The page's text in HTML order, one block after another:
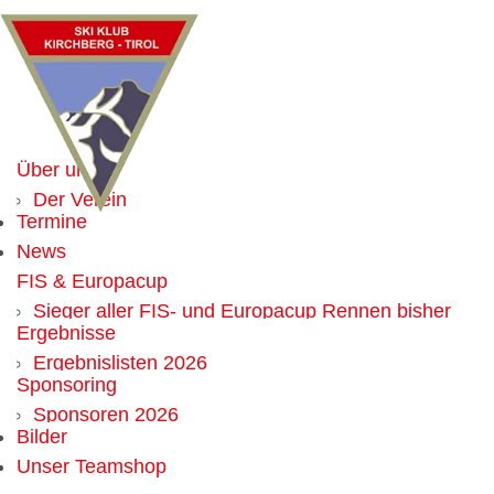
Über uns
Der Verein
Mitglied werden
Vorteile für Mitglieder
Vorstand
Chronik
Alle Obmänner seit Gründung
Termine
News
FIS & Europacup
Sieger aller FIS- und Europacup Rennen bisher
Weltcup
Ergebnisse
Ergebnislisten 2026
Ergebnislisten 2025
Ergebnislisten 2024
Ergebnislisten 2022
Sponsoring
Sponsoren 2026
Werbemöglichkeit
Bilder
Unser Teamshop